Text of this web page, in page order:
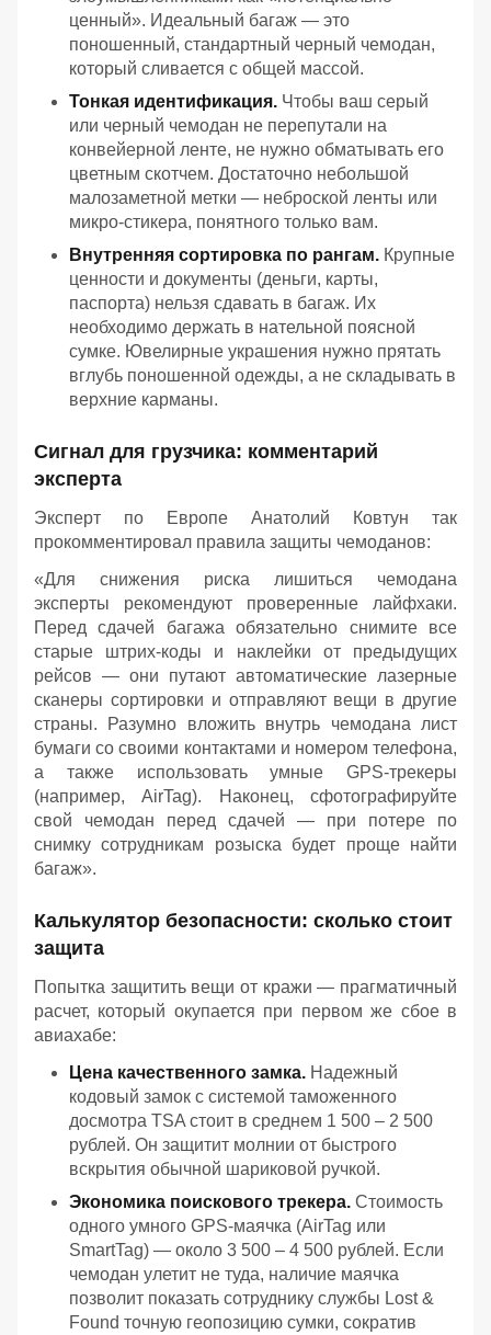
ценный». Идеальный багаж — это
поношенный, стандартный черный чемодан,
который сливается с общей массой.
Тонкая идентификация. Чтобы ваш серый
или черный чемодан не перепутали на
конвейерной ленте, не нужно обматывать его
цветным скотчем. Достаточно небольшой
малозаметной метки — неброской ленты или
микро-стикера, понятного только вам.
Внутренняя сортировка по рангам. Крупные
ценности и документы (деньги, карты,
паспорта) нельзя сдавать в багаж. Их
необходимо держать в нательной поясной
сумке. Ювелирные украшения нужно прятать
вглубь поношенной одежды, а не складывать в
верхние карманы.
Сигнал для грузчика: комментарий
эксперта
Эксперт по Европе Анатолий Ковтун так
прокомментировал правила защиты чемоданов:
«Для снижения риска лишиться чемодана
эксперты рекомендуют проверенные лайфхаки.
Перед сдачей багажа обязательно снимите все
старые штрих-коды и наклейки от предыдущих
рейсов — они путают автоматические лазерные
сканеры сортировки и отправляют вещи в другие
страны. Разумно вложить внутрь чемодана лист
бумаги со своими контактами и номером телефона,
а также использовать умные GPS-трекеры
(например, AirTag). Наконец, сфотографируйте
свой чемодан перед сдачей — при потере по
снимку сотрудникам розыска будет проще найти
багаж».
Калькулятор безопасности: сколько стоит
защита
Попытка защитить вещи от кражи — прагматичный
расчет, который окупается при первом же сбое в
авиахабе:
Цена качественного замка. Надежный
кодовый замок с системой таможенного
досмотра TSA стоит в среднем 1 500 – 2 500
рублей. Он защитит молнии от быстрого
вскрытия обычной шариковой ручкой.
Экономика поискового трекера. Стоимость
одного умного GPS-маячка (AirTag или
SmartTag) — около 3 500 – 4 500 рублей. Если
чемодан улетит не туда, наличие маячка
позволит показать сотруднику службы Lost &
Found точную геопозицию сумки, сократив